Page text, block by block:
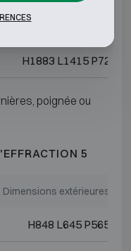
H1883 L1110 P725
H1883 L1415 P725
poignée ou
5
Dimensions extérieures
H848 L645 P565